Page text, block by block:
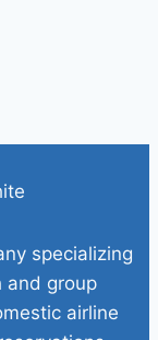
specializing
and group
airline